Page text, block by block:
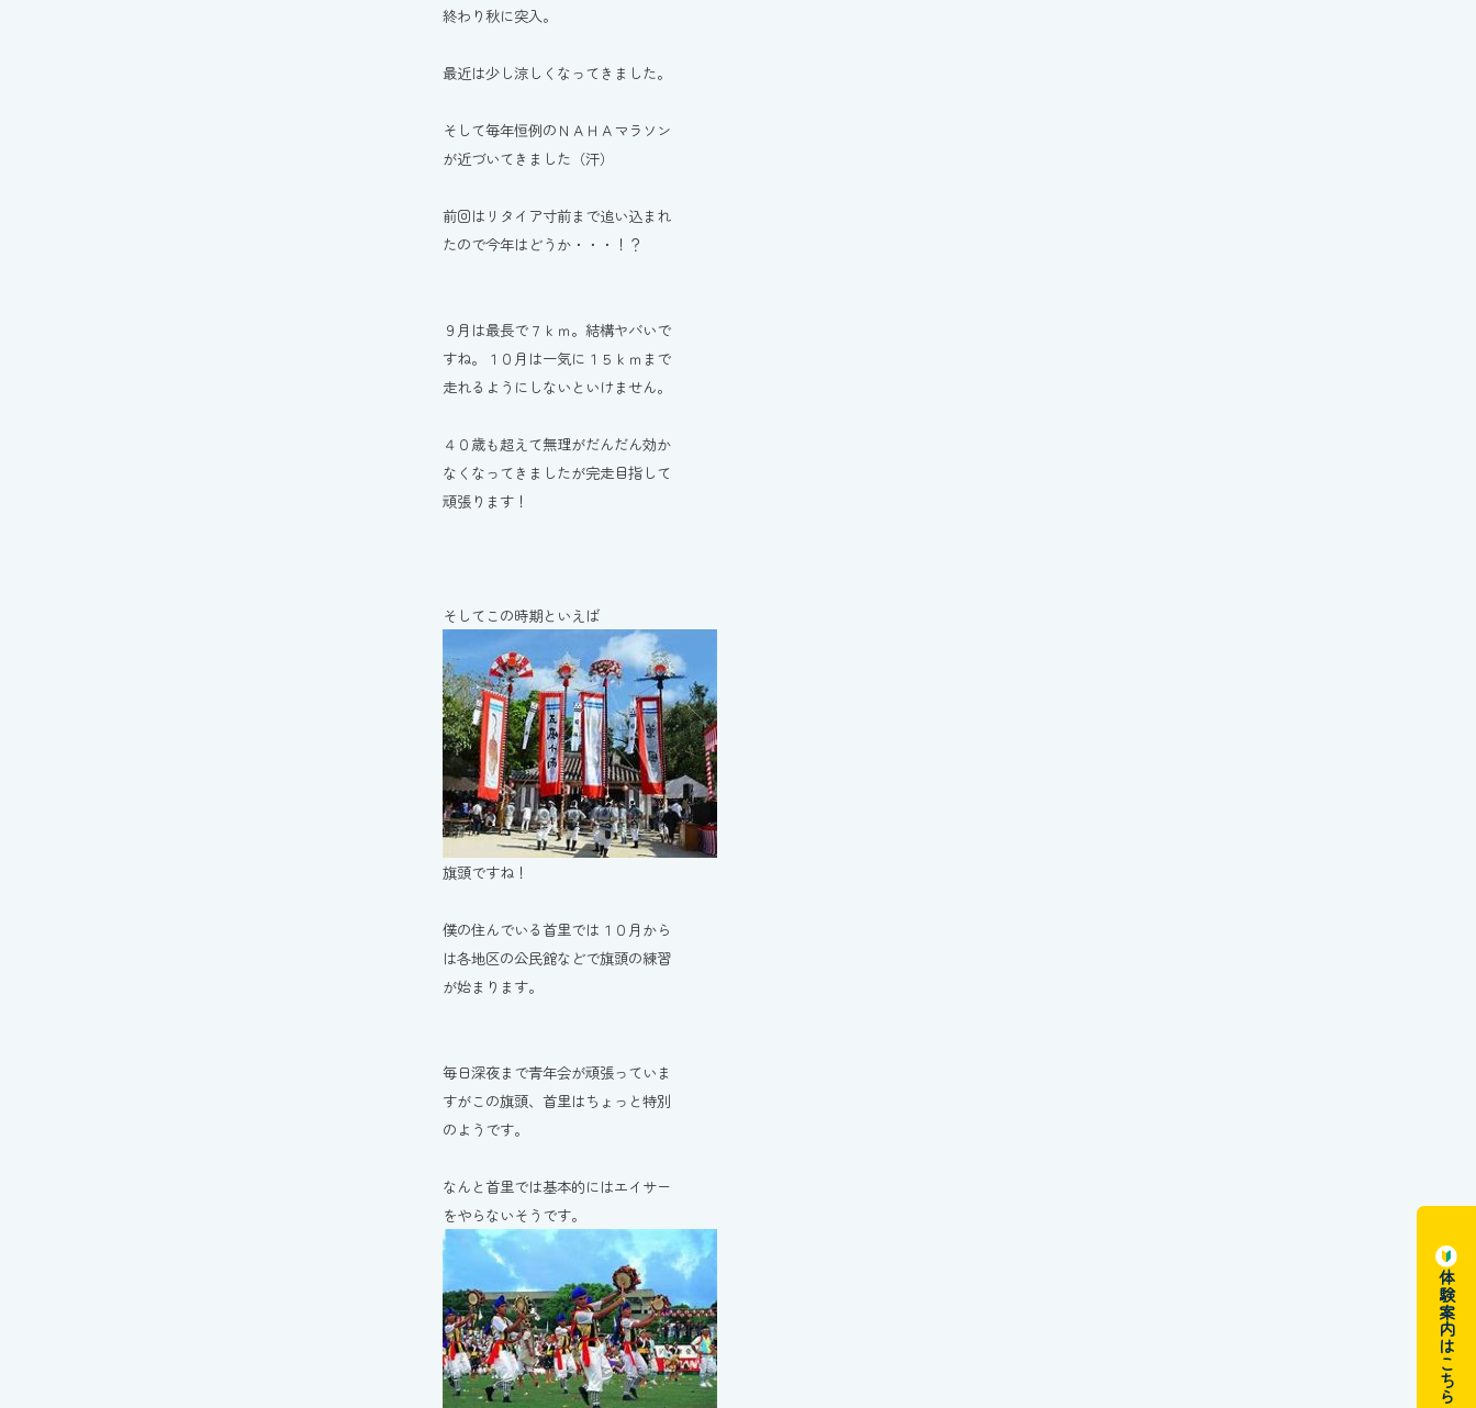
終わり秋に突入。
最近は少し涼しくなってきました。
そして毎年恒例のＮＡＨＡマラソン
が近づいてきました（汗）
前回はリタイア寸前まで追い込まれ
たので今年はどうか・・・！？
９月は最長で７ｋｍ。結構ヤバいで
すね。１０月は一気に１５ｋｍまで
走れるようにしないといけません。
４０歳も超えて無理がだんだん効か
なくなってきましたが完走目指して
頑張ります！
そしてこの時期といえば
旗頭ですね！
僕の住んでいる首里では１０月から
は各地区の公民館などで旗頭の練習
が始まります。
毎日深夜まで青年会が頑張っていま
すがこの旗頭、首里はちょっと特別
のようです。
なんと首里では基本的にはエイサー
をやらないそうです。
体験案内はこちら